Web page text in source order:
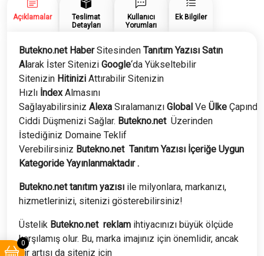
0
Açıklamalar
Teslimat
Detayları
Kullanıcı
Yorumları
Ek Bilgiler
Butekno.net HaberSitesinden Tanıtım Yazısı Satın
Alarak İster Sitenizi Google‘da Yükseltebilir
Sitenizin Hitinizi Attırabilir Sitenizin
Hızlı İndexAlmasını
Sağlayabilirsiniz Alexa Sıralamanızı Global Ve Ülke Çapında
Ciddi Düşmenizi Sağlar. Butekno.net Üzerinden
İstediğiniz Domaine Teklif
Verebilirsiniz Butekno.net Tanıtım Yazısı İçeriğe Uygun
Kategoride Yayınlanmaktadır .
Butekno.net tanıtım yazısı ile milyonlara, markanızı,
hizmetlerinizi, sitenizi gösterebilirsiniz!
Üstelik Butekno.net reklam ihtiyacınızı büyük ölçüde
karşılamış olur. Bu, marka imajınız için önemlidir, ancak
bir artısı da siteniz için